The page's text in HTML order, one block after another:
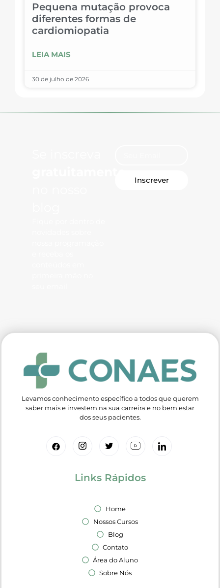
Pequena mutação provoca
diferentes formas de
cardiomiopatia
LEIA MAIS
30 de julho de 2026
Inscrever
Levamos conhecimento específico a todos que querem
saber mais e investem na sua carreira e no bem estar
dos seus pacientes.
Links Rápidos
Home
Nossos Cursos
Blog
Contato
Área do Aluno
Sobre Nós